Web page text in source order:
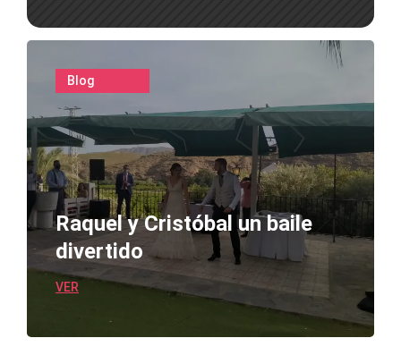
Blog
Raquel y Cristóbal un baile
divertido
VER